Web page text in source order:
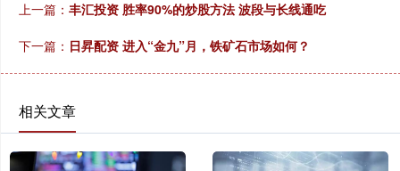
上一篇： 丰汇投资 胜率90%的炒股方法 波段与长线通吃
下一篇： 日昇配资 进入“金九”月，铁矿石市场如何？
相关文章